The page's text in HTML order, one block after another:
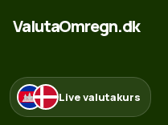
ValutaOmregn.dk
Live valutakurs